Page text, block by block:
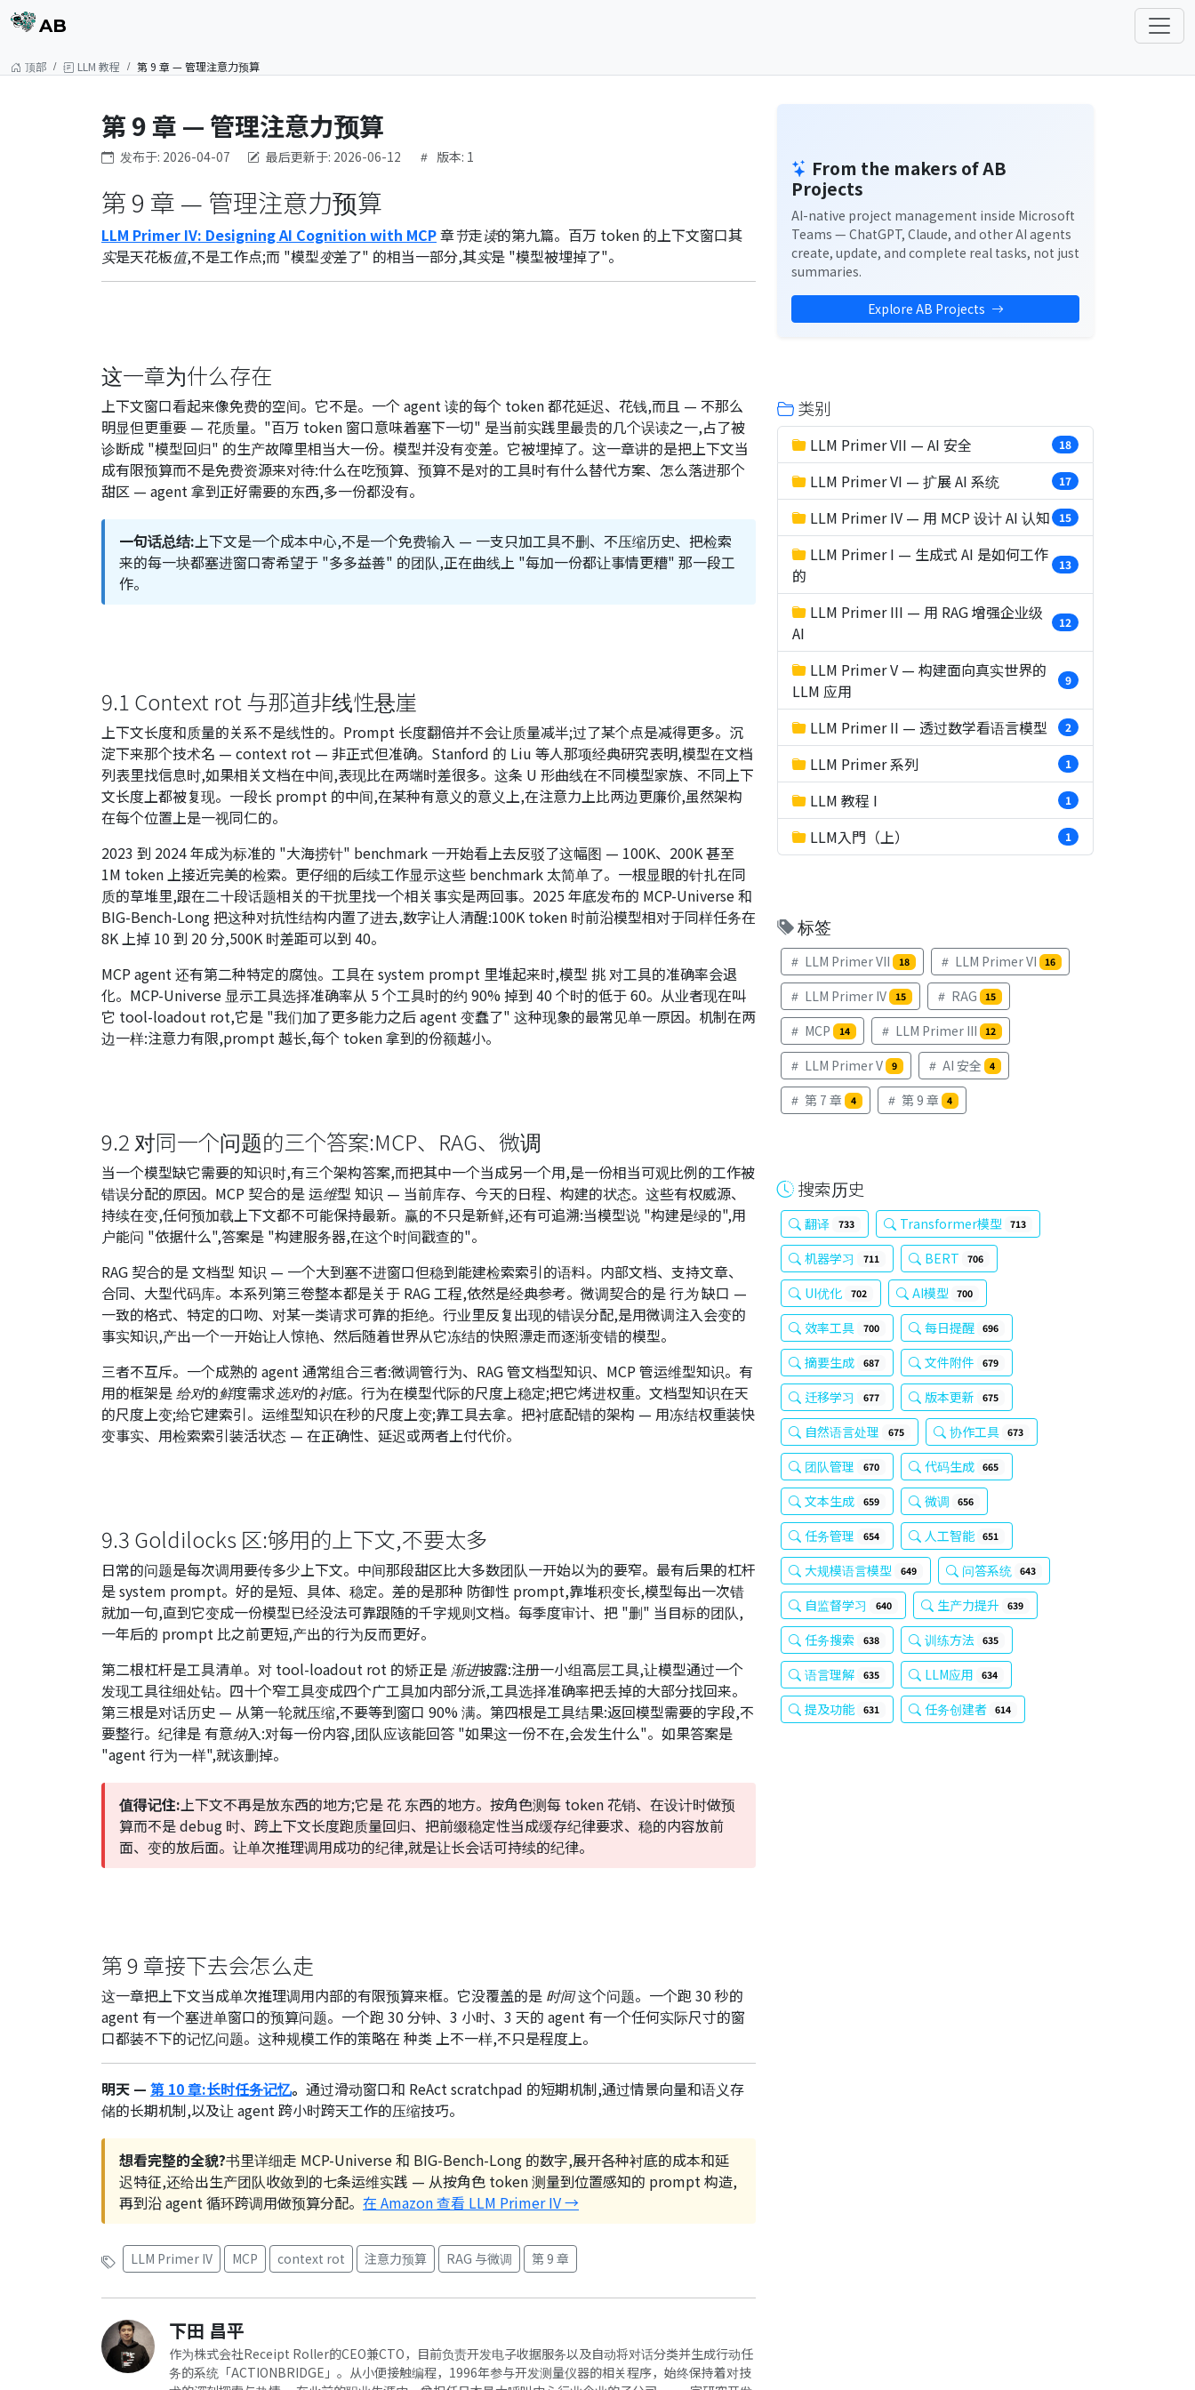
AB
顶部 LLM 教程 第 9 章 — 管理注意力预算
第 9 章 — 管理注意力预算
发布于: 2026-04-07 最后更新于: 2026-06-12 版本: 1
第 9 章 — 管理注意力预算
LLM Primer IV: Designing AI Cognition with MCP章节走读的第九篇。百万 token 的上下文窗口其
实是天花板值,不是工作点;而 "模型变差了" 的相当一部分,其实是 "模型被埋掉了"。
这一章为什么存在
上下文窗口看起来像免费的空间。它不是。一个 agent 读的每个 token 都花延迟、花钱,而且 — 不那么
明显但更重要 — 花质量。"百万 token 窗口意味着塞下一切" 是当前实践里最贵的几个误读之一,占了被
诊断成 "模型回归" 的生产故障里相当大一份。模型并没有变差。它被埋掉了。这一章讲的是把上下文当
成有限预算而不是免费资源来对待:什么在吃预算、预算不是对的工具时有什么替代方案、怎么落进那个
甜区 — agent 拿到正好需要的东西,多一份都没有。
一句话总结:上下文是一个成本中心,不是一个免费输入 — 一支只加工具不删、不压缩历史、把检索
来的每一块都塞进窗口寄希望于 "多多益善" 的团队,正在曲线上 "每加一份都让事情更糟" 那一段工
作。
9.1 Context rot 与那道非线性悬崖
上下文长度和质量的关系不是线性的。Prompt 长度翻倍并不会让质量减半;过了某个点是减得更多。沉
淀下来那个技术名 — context rot — 非正式但准确。Stanford 的 Liu 等人那项经典研究表明,模型在文档
列表里找信息时,如果相关文档在中间,表现比在两端时差很多。这条 U 形曲线在不同模型家族、不同上下
文长度上都被复现。一段长 prompt 的中间,在某种有意义的意义上,在注意力上比两边更廉价,虽然架构
在每个位置上是一视同仁的。
2023 到 2024 年成为标准的 "大海捞针" benchmark 一开始看上去反驳了这幅图 — 100K、200K 甚至
1M token 上接近完美的检索。更仔细的后续工作显示这些 benchmark 太简单了。一根显眼的针扎在同
质的草堆里,跟在二十段话题相关的干扰里找一个相关事实是两回事。2025 年底发布的 MCP-Universe 和
BIG-Bench-Long 把这种对抗性结构内置了进去,数字让人清醒:100K token 时前沿模型相对于同样任务在
8K 上掉 10 到 20 分,500K 时差距可以到 40。
MCP agent 还有第二种特定的腐蚀。工具在 system prompt 里堆起来时,模型挑对工具的准确率会退
化。MCP-Universe 显示工具选择准确率从 5 个工具时的约 90% 掉到 40 个时的低于 60。从业者现在叫
它 tool-loadout rot,它是 "我们加了更多能力之后 agent 变蠢了" 这种现象的最常见单一原因。机制在两
边一样:注意力有限,prompt 越长,每个 token 拿到的份额越小。
9.2 对同一个问题的三个答案:MCP、RAG、微调
当一个模型缺它需要的知识时,有三个架构答案,而把其中一个当成另一个用,是一份相当可观比例的工作被
错误分配的原因。MCP 契合的是运维型知识 — 当前库存、今天的日程、构建的状态。这些有权威源、
持续在变,任何预加载上下文都不可能保持最新。赢的不只是新鲜,还有可追溯:当模型说 "构建是绿的",用
户能问 "依据什么",答案是 "构建服务器,在这个时间戳查的"。
RAG 契合的是文档型知识 — 一个大到塞不进窗口但稳到能建检索索引的语料。内部文档、支持文章、
合同、大型代码库。本系列第三卷整本都是关于 RAG 工程,依然是经典参考。微调契合的是行为缺口 —
一致的格式、特定的口吻、对某一类请求可靠的拒绝。行业里反复出现的错误分配,是用微调注入会变的
事实知识,产出一个一开始让人惊艳、然后随着世界从它冻结的快照漂走而逐渐变错的模型。
三者不互斥。一个成熟的 agent 通常组合三者:微调管行为、RAG 管文档型知识、MCP 管运维型知识。有
用的框架是给对的鲜度需求选对的衬底。行为在模型代际的尺度上稳定;把它烤进权重。文档型知识在天
的尺度上变;给它建索引。运维型知识在秒的尺度上变;靠工具去拿。把衬底配错的架构 — 用冻结权重装快
变事实、用检索索引装活状态 — 在正确性、延迟或两者上付代价。
9.3 Goldilocks 区:够用的上下文,不要太多
日常的问题是每次调用要传多少上下文。中间那段甜区比大多数团队一开始以为的要窄。最有后果的杠杆
是 system prompt。好的是短、具体、稳定。差的是那种 防御性 prompt,靠堆积变长,模型每出一次错
就加一句,直到它变成一份模型已经没法可靠跟随的千字规则文档。每季度审计、把 "删" 当目标的团队,
一年后的 prompt 比之前更短,产出的行为反而更好。
第二根杠杆是工具清单。对 tool-loadout rot 的矫正是 渐进披露:注册一小组高层工具,让模型通过一个
发现工具往细处钻。四十个窄工具变成四个广工具加内部分派,工具选择准确率把丢掉的大部分找回来。
第三根是对话历史 — 从第一轮就压缩,不要等到窗口 90% 满。第四根是工具结果:返回模型需要的字段,不
要整行。纪律是 有意纳入:对每一份内容,团队应该能回答 "如果这一份不在,会发生什么"。如果答案是
"agent 行为一样",就该删掉。
值得记住:上下文不再是放东西的地方;它是花 东西的地方。按角色测每 token 花销、在设计时做预
算而不是 debug 时、跨上下文长度跑质量回归、把前缀稳定性当成缓存纪律要求、稳的内容放前
面、变的放后面。让单次推理调用成功的纪律,就是让长会话可持续的纪律。
第 9 章接下去会怎么走
这一章把上下文当成单次推理调用内部的有限预算来框。它没覆盖的是 时间这个问题。一个跑 30 秒的
agent 有一个塞进单窗口的预算问题。一个跑 30 分钟、3 小时、3 天的 agent 有一个任何实际尺寸的窗
口都装不下的记忆问题。这种规模工作的策略在 种类 上不一样,不只是程度上。
明天 — 第 10 章:长时任务记忆。 通过滑动窗口和 ReAct scratchpad 的短期机制,通过情景向量和语义存
储的长期机制,以及让 agent 跨小时跨天工作的压缩技巧。
想看完整的全貌?书里详细走 MCP-Universe 和 BIG-Bench-Long 的数字,展开各种衬底的成本和延
迟特征,还给出生产团队收敛到的七条运维实践 — 从按角色 token 测量到位置感知的 prompt 构造,
再到沿 agent 循环跨调用做预算分配。 在 Amazon 查看 LLM Primer IV →
LLM Primer IV MCP context rot 注意力预算 RAG 与微调 第 9 章
下田 昌平
作为株式会社Receipt Roller的CEO兼CTO，目前负责开发电子收据服务以及自动将对话分类并生成行动任
务的系统「ACTIONBRIDGE」。从小便接触编程，1996年参与开发测量仪器的相关程序，始终保持着对技
From the makers of AB
Projects
AI-native project management inside Microsoft
Teams — ChatGPT, Claude, and other AI agents
create, update, and complete real tasks, not just
summaries.
Explore AB Projects
类别
LLM Primer VII — AI 安全 18
LLM Primer VI — 扩展 AI 系统 17
LLM Primer IV — 用 MCP 设计 AI 认知 15
LLM Primer I — 生成式 AI 是如何工作
的
13
LLM Primer III — 用 RAG 增强企业级
AI
12
LLM Primer V — 构建面向真实世界的
LLM 应用
9
LLM Primer II — 透过数学看语言模型 2
LLM Primer 系列 1
LLM 教程 I 1
LLM入門（上） 1
标签
LLM Primer VII 18 LLM Primer VI 16
LLM Primer IV 15 RAG 15
MCP 14 LLM Primer III 12
LLM Primer V 9 AI 安全 4
第 7 章 4 第 9 章 4
搜索历史
翻译 733 Transformer模型 713
机器学习 711 BERT 706
UI优化 702 AI模型 700
效率工具 700 每日提醒 696
摘要生成 687 文件附件 679
迁移学习 677 版本更新 675
自然语言处理 675 协作工具 673
团队管理 670 代码生成 665
文本生成 659 微调 656
任务管理 654 人工智能 651
大规模语言模型 649 问答系统 643
自监督学习 640 生产力提升 639
任务搜索 638 训练方法 635
语言理解 635 LLM应用 634
提及功能 631 任务创建者 614